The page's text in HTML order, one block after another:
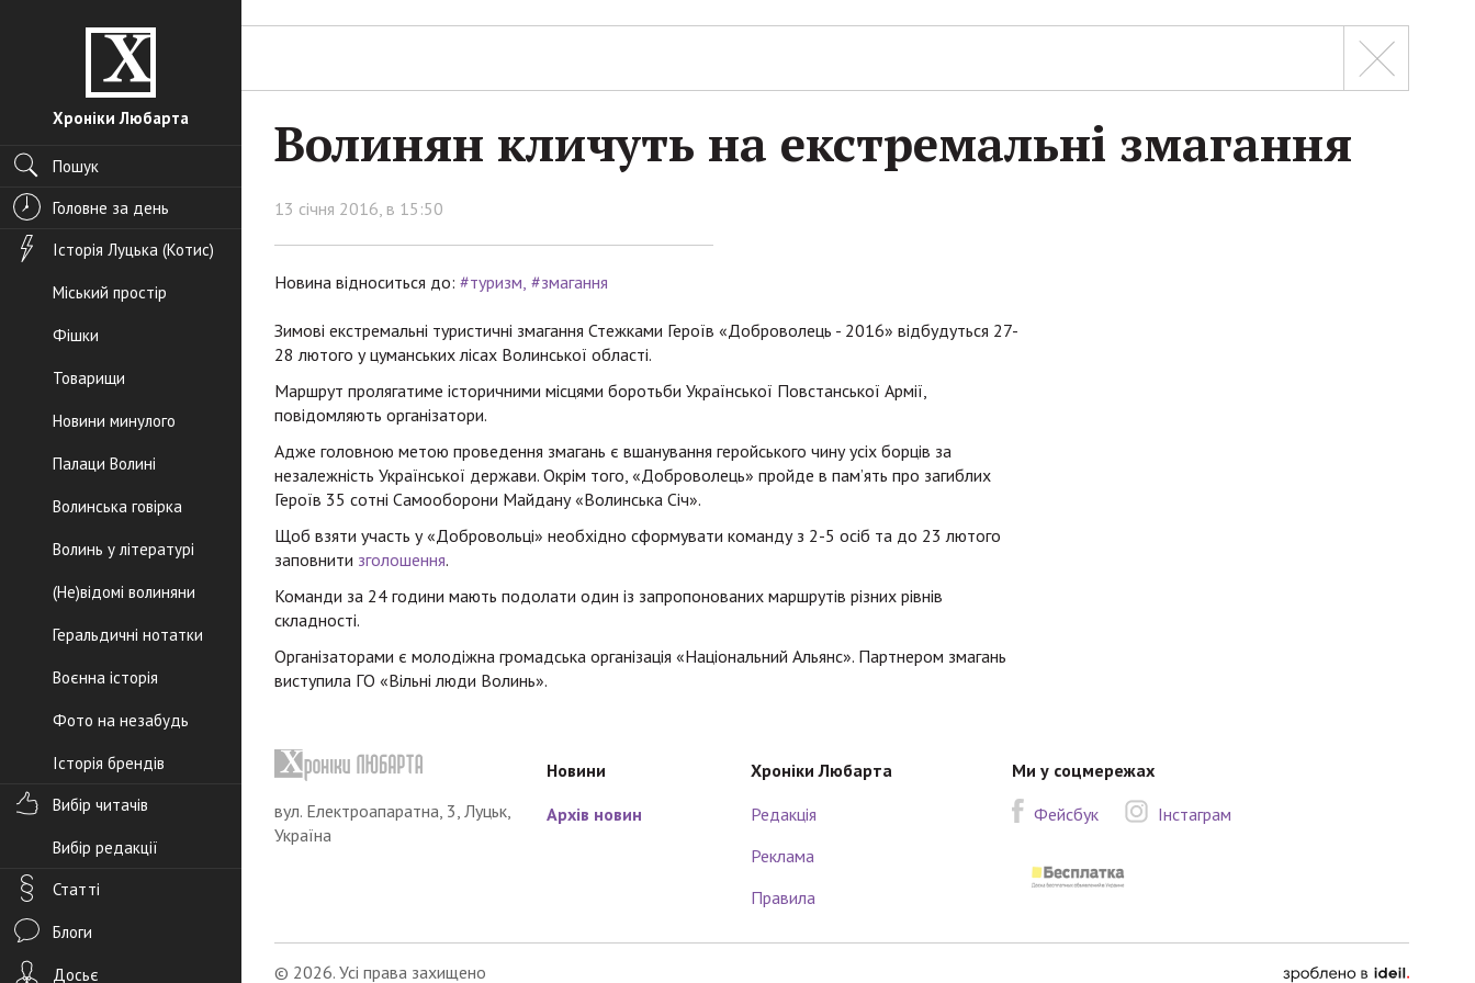
Хроніки Любарта
Пошук
Головне за день
Історія Луцька (Котис)
Міський простір
Фішки
Товарищи
Новини минулого
Палаци Волині
Волинська говірка
Волинь у літературі
(Не)відомі волиняни
Геральдичні нотатки
Воєнна історія
Фото на незабудь
Історія брендів
Вибір читачів
Вибір редакції
Статті
Блоги
Досьє
Волинян кличуть на екстремальні змагання
13 січня 2016, в 15:50
Новина відноситься до: #туризм #змагання
Зимові екстремальні туристичні змагання Стежками Героїв «Доброволець - 2016» відбудуться 27-
28 лютого у цуманських лісах Волинської області.
Маршрут пролягатиме історичними місцями боротьби Української Повстанської Армії,
повідомляють організатори.
Адже головною метою проведення змагань є вшанування геройського чину усіх борців за
незалежність Української держави. Окрім того, «Доброволець» пройде в пам’ять про загиблих
Героїв 35 сотні Самооборони Майдану «Волинська Січ».
Щоб взяти участь у «Добровольці» необхідно сформувати команду з 2-5 осіб та до 23 лютого
заповнити зголошення.
Команди за 24 години мають подолати один із запропонованих маршрутів різних рівнів
складності.
Організаторами є молодіжна громадська організація «Національний Альянс». Партнером змагань
виступила ГО «Вільні люди Волинь».
вул. Електроапаратна, 3, Луцьк,
Україна
Новини
Архів новин
Хроніки Любарта
Редакція
Реклама
Правила
Ми у соцмережах
Фейсбук
Інстаграм
© 2026. Усі права захищено зроблено